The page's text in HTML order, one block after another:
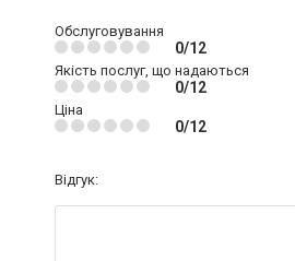
Обслуговування
0/12
Якість послуг, що надаються
0/12
Ціна
0/12
Відгук: